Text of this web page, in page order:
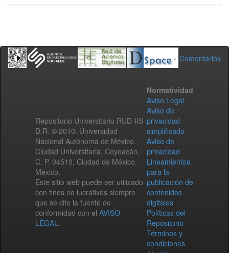
Comentarios
Repositorio Universitario RUD-IIS
D.R. © 2010. Universidad
Nacional Autónoma de México.
Ciudad Universitaria, Coyoacán,
C. P. 04510, Ciudad de México,
México.
Este sitio web puede ser utilizado
con fines no lucrativos siempre
que se cite la fuente de
conformidad con el AVISO
LEGAL.
Normatividad
Aviso Legal
Aviso de
privacidad
simplificado
Aviso de
privacidad
Lineamientos
para la
publicación de
contenidos
digitales
Políticas del
Repositorio
Términos y
condiciones